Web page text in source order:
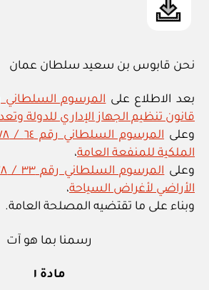
نحن قابوس بن سعيد سلطان عمان
بعد الاطلاع على
قانون تنظيم الجهاز الإداري للدولة
وعلى
الملكية للمنفعة العامة،
وعلى
الأراضي لأغراض السياحة،
وبناء على ما تقتضيه المصلحة العامة.
رسمنا بما هو آت
مادة ١